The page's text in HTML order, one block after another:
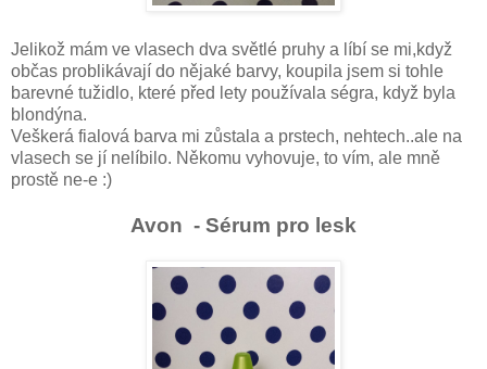
Jelikož mám ve vlasech dva světlé pruhy a líbí se mi,když
občas problikávají do nějaké barvy, koupila jsem si tohle
barevné tužidlo, které před lety používala ségra, když byla
blondýna.
Veškerá fialová barva mi zůstala a prstech, nehtech..ale na
vlasech se jí nelíbilo. Někomu vyhovuje, to vím, ale mně
prostě ne-e :)
Avon - Sérum pro lesk